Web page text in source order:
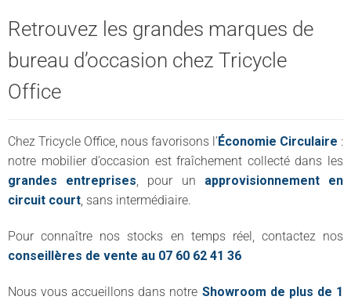
Retrouvez les grandes marques de
bureau d’occasion chez Tricycle
Office
Chez Tricycle Office, nous favorisons l’Économie Circulaire :
notre mobilier d’occasion est fraîchement collecté dans les
grandes entreprises, pour un approvisionnement en
circuit court, sans intermédiaire.
Pour connaître nos stocks en temps réel, contactez nos
conseillères de vente au 07 60 62 41 36
Nous vous accueillons dans notre Showroom de plus de 1